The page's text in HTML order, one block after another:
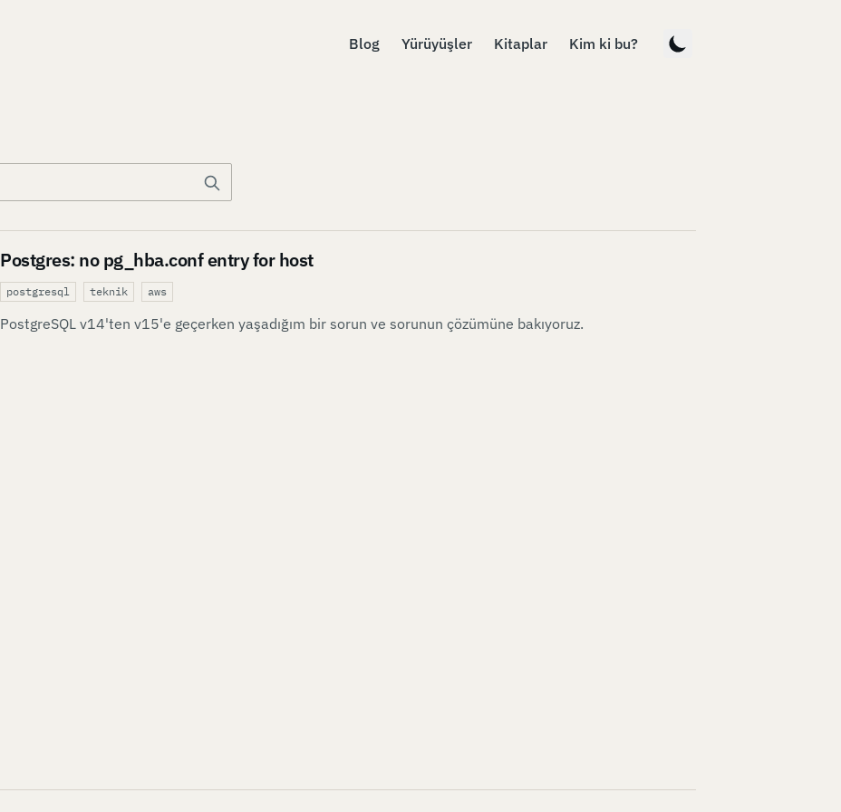
Blog Yürüyüşler Kitaplar Kim ki bu?
Postgres: no pg_hba.conf entry for host
postgresql teknik aws
PostgreSQL v14'ten v15'e geçerken yaşadığım bir sorun ve sorunun çözümüne bakıyoruz.